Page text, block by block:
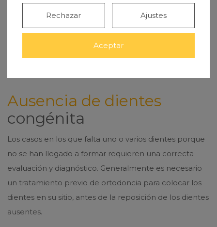
Ausencia de dientes
congénita
Los casos en los que falta uno o varios dientes porque
no se han llegado a formar requieren una correcta
evaluación y diagnóstico. Generalmente es necesario
un tratamiento previo de ortodoncia para colocar los
dientes en su sitio, antes de la reposición de los dientes
ausentes.
Aceptar
Rechazar Ajustes